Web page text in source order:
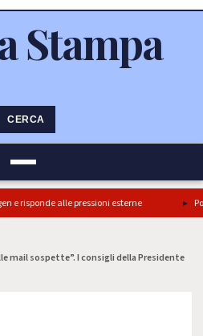
CERCA
risponde alle pressioni esterne
mail sospette”. I consigli della Presidente